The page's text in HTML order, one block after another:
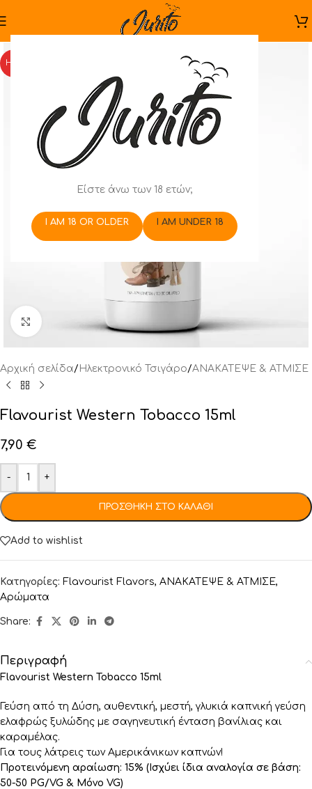
Είστε άνω των 18 ετών;
I AM 18 OR OLDER I AM UNDER 18
HOT
Click to enlarge
Αρχική σελίδα/ Ηλεκτρονικό Τσιγάρο/ΑΝΑΚΑΤΕΨΕ & ΑΤΜΙΣΕ
Flavourist Western Tobacco 15ml
7,90 €
- +
ΠΡΟΣΘΉΚΗ ΣΤΟ ΚΑΛΆΘΙ
Add to wishlist
Κατηγορίες: Flavourist Flavors, ΑΝΑΚΑΤΕΨΕ & ΑΤΜΙΣΕ,
Αρώματα
Share:
Περιγραφή
Flavourist Western Tobacco 15ml
Γεύση από τη Δύση, αυθεντική, μεστή, γλυκιά καπνική γεύση
ελαφρώς ξυλώδης με σαγηνευτική ένταση βανίλιας και
καραμέλας.
Για τους λάτρεις των Αμερικάνικων καπνών!
Προτεινόμενη αραίωση: 15% (Ισχύει ίδια αναλογία σε βάση:
50-50 PG/VG & Μόνο VG)